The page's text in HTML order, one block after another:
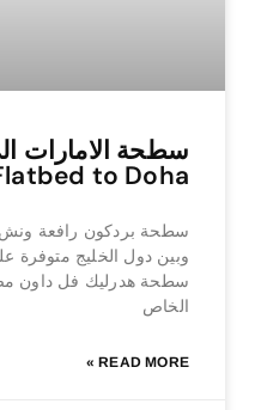
to Doha
سطحة بردكون رافعة
وبين دول الخليج متوفرة
سطحة هدرليك فل داون
الخاص
READ MORE »